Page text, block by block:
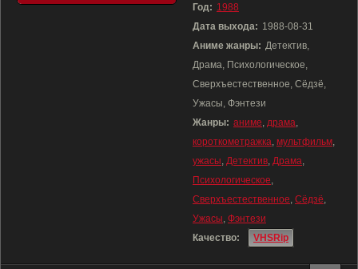
Год: 1988
Дата выхода: 1988-08-31
Аниме жанры: Детектив,
Драма, Психологическое,
Сверхъестественное, Сёдзё,
Ужасы, Фэнтези
Жанры: аниме, драма,
короткометражка, мультфильм,
ужасы, Детектив, Драма,
Психологическое,
Сверхъестественное, Сёдзё,
Ужасы, Фэнтези
Качество:
VHSRip